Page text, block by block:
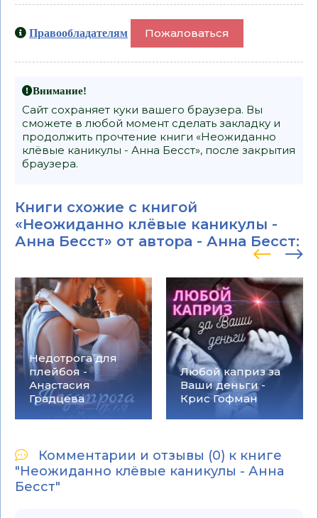
Правообладателям Пожаловаться
Внимание!
Сайт сохраняет куки вашего браузера. Вы
сможете в любой момент сделать закладку и
продолжить прочтение книги «Неожиданно
клёвые каникулы - Анна Бесст», после закрытия
браузера.
Книги схожие с книгой
«Неожиданно клёвые каникулы -
Анна Бесст» от автора - Анна Бесст:
Недотрога для
плейбоя -
Анастасия
Градцева
Любой каприз за
Ваши деньги -
Крис Гофман
Комментарии и отзывы (0) к книге
"Неожиданно клёвые каникулы - Анна
Бесст"